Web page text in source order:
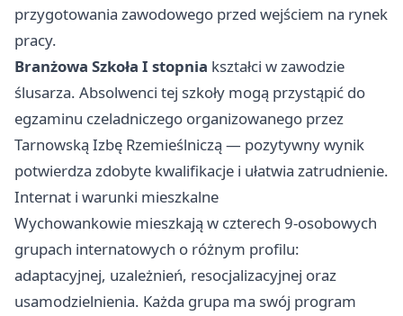
przygotowania zawodowego przed wejściem na rynek
pracy.
Branżowa Szkoła I stopnia kształci w zawodzie
ślusarza. Absolwenci tej szkoły mogą przystąpić do
egzaminu czeladniczego organizowanego przez
Tarnowską Izbę Rzemieślniczą — pozytywny wynik
potwierdza zdobyte kwalifikacje i ułatwia zatrudnienie.
Internat i warunki mieszkalne
Wychowankowie mieszkają w czterech 9-osobowych
grupach internatowych o różnym profilu:
adaptacyjnej, uzależnień, resocjalizacyjnej oraz
usamodzielnienia. Każda grupa ma swój program